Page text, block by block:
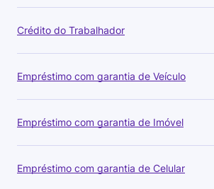
Crédito do Trabalhador
Empréstimo com garantia de Veículo
Empréstimo com garantia de Imóvel
Empréstimo com garantia de Celular